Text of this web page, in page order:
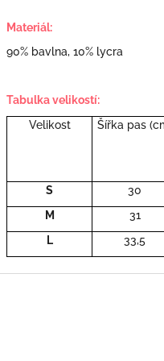
Materiál:
90% bavlna, 10% lycra
Tabulka velikostí:
Velikost
Šířka pas
S
30
M
31
L
33,5